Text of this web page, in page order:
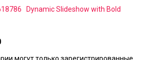
Dynamic Slideshow with Bold